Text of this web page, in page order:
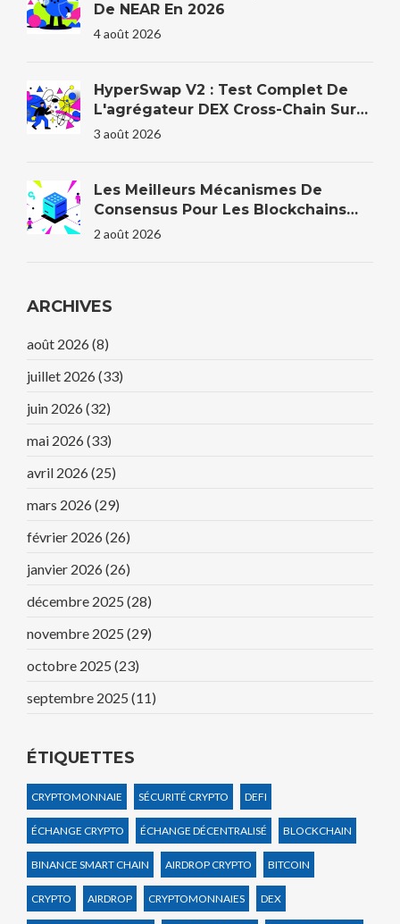
De NEAR En 2026
4 août 2026
HyperSwap V2 : Test Complet De
L'agrégateur DEX Cross-Chain Sur
HyperEVM
3 août 2026
Les Meilleurs Mécanismes De
Consensus Pour Les Blockchains
D'entreprise En 2026
2 août 2026
ARCHIVES
août 2026 (8)
juillet 2026 (33)
juin 2026 (32)
mai 2026 (33)
avril 2026 (25)
mars 2026 (29)
février 2026 (26)
janvier 2026 (26)
décembre 2025 (28)
novembre 2025 (29)
octobre 2025 (23)
septembre 2025 (11)
ÉTIQUETTES
CRYPTOMONNAIE SÉCURITÉ CRYPTO DEFI
ÉCHANGE CRYPTO ÉCHANGE DÉCENTRALISÉ BLOCKCHAIN
BINANCE SMART CHAIN AIRDROP CRYPTO BITCOIN
CRYPTO AIRDROP CRYPTOMONNAIES DEX